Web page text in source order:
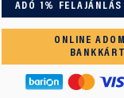
ADÓ 1% FELAJÁNLÁS
ONLINE